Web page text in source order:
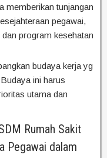
memberikan tunjangan
pegawai,
program kesehatan
budaya kerja yg
ini harus
utama dan
Rumah Sakit
Pegawai dalam